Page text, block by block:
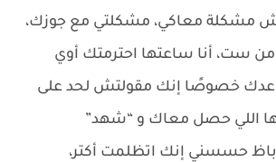
مشكلة معاكي، مشكلتي مع جوزك،
ست، أنا ساعتها احترمتك أوي
خصوصًا إنك مقولتش لحد على
اللي حصل معاك و “شهد”
حسسني إنك اتظلمت أكتر،